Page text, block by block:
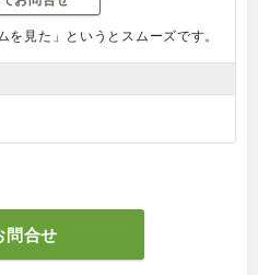
見た」というとスムーズです。
問合せ